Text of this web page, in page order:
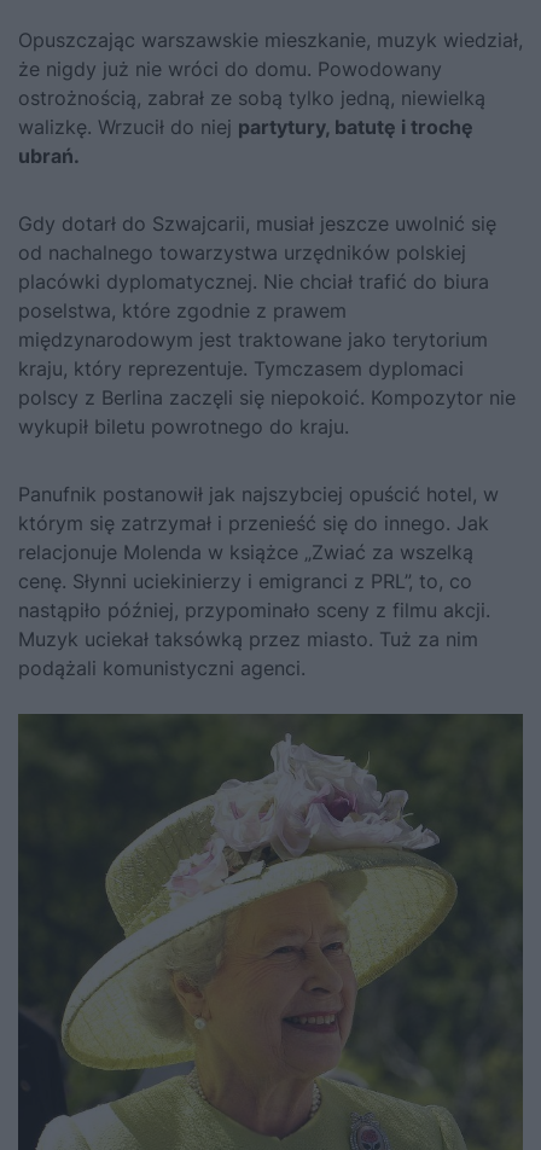
Opuszczając warszawskie mieszkanie, muzyk wiedział,
że nigdy już nie wróci do domu. Powodowany
ostrożnością, zabrał ze sobą tylko jedną, niewielką
walizkę. Wrzucił do niej partytury, batutę i trochę
ubrań.
Gdy dotarł do Szwajcarii, musiał jeszcze uwolnić się
od nachalnego towarzystwa urzędników polskiej
placówki dyplomatycznej. Nie chciał trafić do biura
poselstwa, które zgodnie z prawem
międzynarodowym jest traktowane jako terytorium
kraju, który reprezentuje. Tymczasem dyplomaci
polscy z Berlina zaczęli się niepokoić. Kompozytor nie
wykupił biletu powrotnego do kraju.
Panufnik postanowił jak najszybciej opuścić hotel, w
którym się zatrzymał i przenieść się do innego. Jak
relacjonuje Molenda w książce „Zwiać za wszelką
cenę. Słynni uciekinierzy i emigranci z PRL”, to, co
nastąpiło później, przypominało sceny z filmu akcji.
Muzyk uciekał taksówką przez miasto. Tuż za nim
podążali komunistyczni agenci.